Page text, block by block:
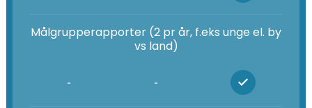
Målgrupperapporter (2 pr år, f.eks unge el. by
vs land)
- -